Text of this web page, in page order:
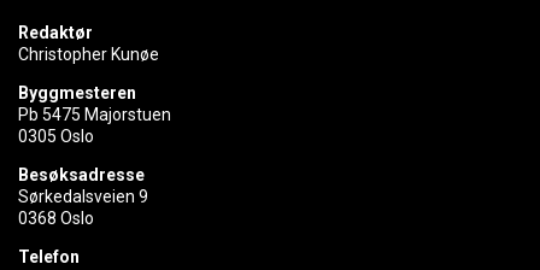
Redaktør
Christopher Kunøe
Byggmesteren
Pb 5475 Majorstuen
0305 Oslo
Besøksadresse
Sørkedalsveien 9
0368 Oslo
Telefon